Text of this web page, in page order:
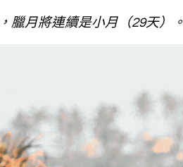
臘月將連續是小月（29天）。